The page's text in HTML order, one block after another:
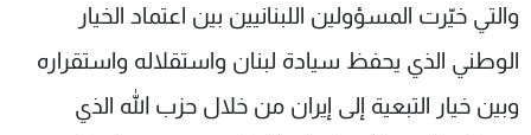
والتي خيّرت المسؤولين اللبنانيين بين اعتماد الخيار
الوطني الذي يحفظ سيادة لبنان واستقلاله واستقراره
وبين خيار التبعية إلى إيران من خلال حزب الله الذي